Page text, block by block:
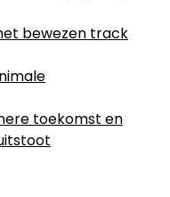
bewezen track
toekomst en